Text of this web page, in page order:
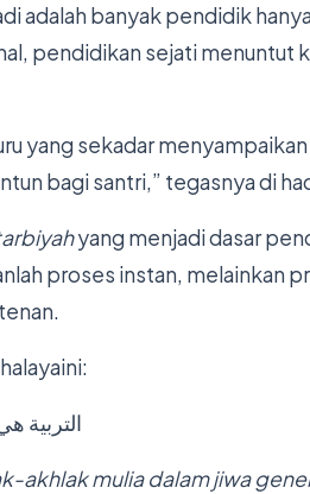
adalah banyak pendidik
pendidikan sejati menuntut
yang sekadar
bagi santri,” tegasnya di
yang menjadi dasar
proses instan, melainkan
التربية
akhlak mulia dalam jiwa